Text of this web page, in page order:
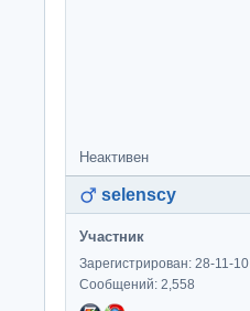
Неактивен
selenscy
Участник
Зарегистрирован: 28-11-10
Сообщений: 2,558